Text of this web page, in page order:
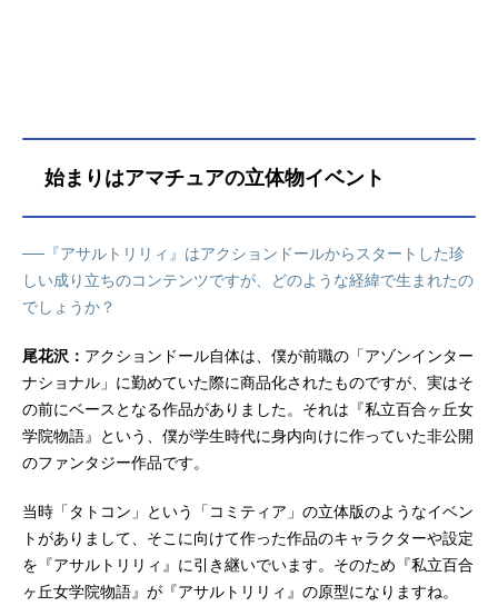
結とはどこか違っていて……儚くも
く──。作品名アサルトリリィBOUQ
1日（木）～2020年12月24日（木）T
BSほか話数全12話キャスト一柳梨
二水：西本りみ安藤鶴紗：紡木吏佐
吉村・Thi・梅：岩田陽葵郭神琳：星
守紗凪王雨嘉：遠野ひかるミリア
ム・ヒルデガルド・v・グロピウス：
野天葉：津田美波江川樟美：原田彩
楓番匠谷依...
始まりはアマチュアの立体物イベント
──『アサルトリリィ』はアクションドールからスタートした珍
しい成り立ちのコンテンツですが、どのような経緯で生まれたの
でしょうか？
尾花沢： アクションドール自体は、僕が前職の「アゾンインター
ナショナル」に勤めていた際に商品化されたものですが、実はそ
の前にベースとなる作品がありました。それは『私立百合ヶ丘女
学院物語』という、僕が学生時代に身内向けに作っていた非公開
のファンタジー作品です。
当時「タトコン」という「コミティア」の立体版のようなイベン
トがありまして、そこに向けて作った作品のキャラクターや設定
を『アサルトリリィ』に引き継いでいます。そのため『私立百合
ヶ丘女学院物語』が『アサルトリリィ』の原型になりますね。